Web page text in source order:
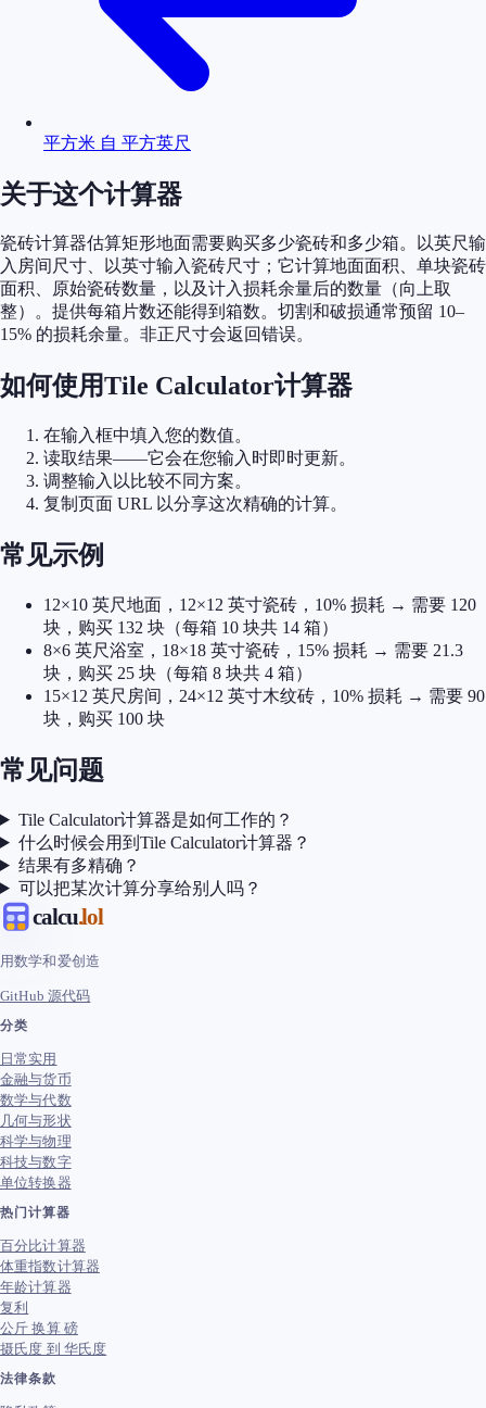
平方米 自 平方英尺
关于这个计算器
瓷砖计算器估算矩形地面需要购买多少瓷砖和多少箱。以英尺输
入房间尺寸、以英寸输入瓷砖尺寸；它计算地面面积、单块瓷砖
面积、原始瓷砖数量，以及计入损耗余量后的数量（向上取
整）。提供每箱片数还能得到箱数。切割和破损通常预留 10–
15% 的损耗余量。非正尺寸会返回错误。
如何使用Tile Calculator计算器
在输入框中填入您的数值。
读取结果——它会在您输入时即时更新。
调整输入以比较不同方案。
复制页面 URL 以分享这次精确的计算。
常见示例
12×10 英尺地面，12×12 英寸瓷砖，10% 损耗 → 需要 120
块，购买 132 块（每箱 10 块共 14 箱）
8×6 英尺浴室，18×18 英寸瓷砖，15% 损耗 → 需要 21.3
块，购买 25 块（每箱 8 块共 4 箱）
15×12 英尺房间，24×12 英寸木纹砖，10% 损耗 → 需要 90
块，购买 100 块
常见问题
Tile Calculator计算器是如何工作的？
什么时候会用到Tile Calculator计算器？
结果有多精确？
可以把某次计算分享给别人吗？
calcu.lol
用数学和爱创造
GitHub 源代码
分类
日常实用
金融与货币
数学与代数
几何与形状
科学与物理
科技与数字
单位转换器
热门计算器
百分比计算器
体重指数计算器
年龄计算器
复利
公斤 换算 磅
摄氏度 到 华氏度
法律条款